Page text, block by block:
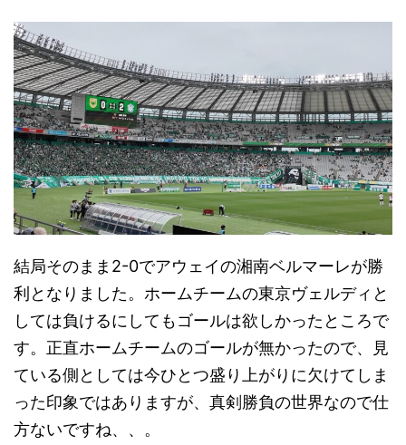
結局そのまま2-0でアウェイの湘南ベルマーレが勝
利となりました。ホームチームの東京ヴェルディと
しては負けるにしてもゴールは欲しかったところで
す。正直ホームチームのゴールが無かったので、見
ている側としては今ひとつ盛り上がりに欠けてしま
った印象ではありますが、真剣勝負の世界なので仕
方ないですね、、。